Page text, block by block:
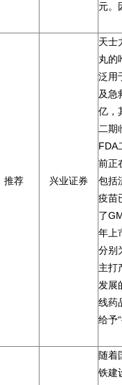
元。
推荐 兴业证券
天士
丸的
泛用
及急
亿，
二期
FDA
前正
包括
疫苗
了
年上
分别
主打
发展
线药
给予
随着
铁建